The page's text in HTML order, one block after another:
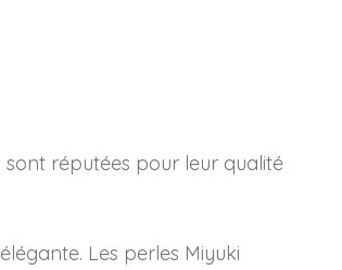
réputées pour leur qualité
Les perles Miyuki